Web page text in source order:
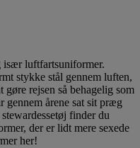
luftfartsuniformer.
stykke stål gennem luften,
rejsen så behagelig som
gennem årene sat sit præg
finder du
der er lidt mere sexede
her!